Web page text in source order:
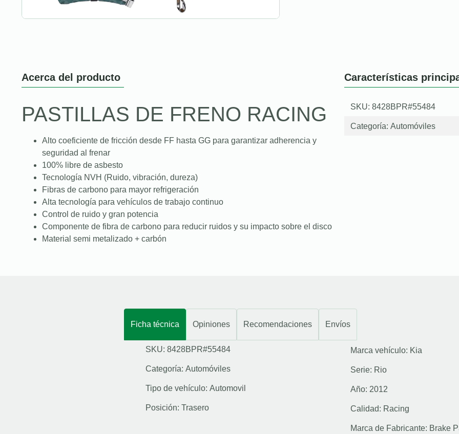
Acerca del producto
PASTILLAS DE FRENO RACING
Alto coeficiente de fricción desde FF hasta GG para garantizar adherencia y
seguridad al frenar
100% libre de asbesto
Tecnología NVH (Ruido, vibración, dureza)
Fibras de carbono para mayor refrigeración
Alta tecnología para vehículos de trabajo continuo
Control de ruido y gran potencia
Componente de fibra de carbono para reducir ruidos y su impacto sobre el disco
Material semi metalizado + carbón
Características
SKU: 8428BPR#55484
Categoría: Automóviles
Ficha técnica Opiniones Recomendaciones Envíos
SKU: 8428BPR#55484
Categoría: Automóviles
Tipo de vehículo: Automovil
Posición: Trasero
Marca vehículo: Kia
Serie: Rio
Año: 2012
Calidad: Racing
Marca de Fabricante: Brake